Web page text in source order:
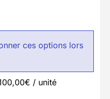
ces options lors
/ unité